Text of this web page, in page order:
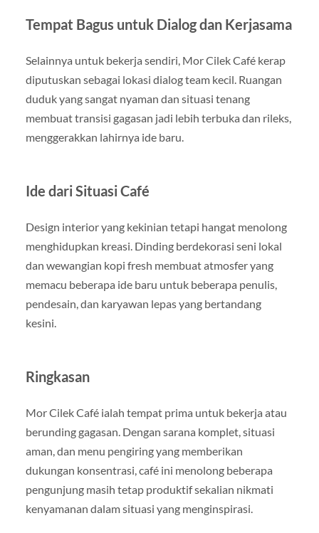
Tempat Bagus untuk Dialog dan Kerjasama
Selainnya untuk bekerja sendiri, Mor Cilek Café kerap
diputuskan sebagai lokasi dialog team kecil. Ruangan
duduk yang sangat nyaman dan situasi tenang
membuat transisi gagasan jadi lebih terbuka dan rileks,
menggerakkan lahirnya ide baru.
Ide dari Situasi Café
Design interior yang kekinian tetapi hangat menolong
menghidupkan kreasi. Dinding berdekorasi seni lokal
dan wewangian kopi fresh membuat atmosfer yang
memacu beberapa ide baru untuk beberapa penulis,
pendesain, dan karyawan lepas yang bertandang
kesini.
Ringkasan
Mor Cilek Café ialah tempat prima untuk bekerja atau
berunding gagasan. Dengan sarana komplet, situasi
aman, dan menu pengiring yang memberikan
dukungan konsentrasi, café ini menolong beberapa
pengunjung masih tetap produktif sekalian nikmati
kenyamanan dalam situasi yang menginspirasi.